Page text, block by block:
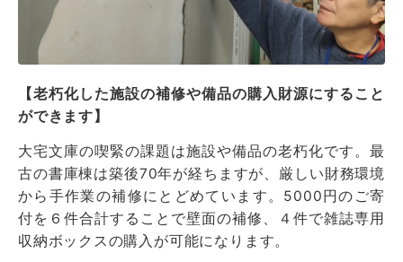
【老朽化した施設の補修や備品の購入財源にすること
ができます】
大宅文庫の喫緊の課題は施設や備品の老朽化です。最
古の書庫棟は築後70年が経ちますが、厳しい財務環境
から手作業の補修にとどめています。5000円のご寄
付を６件合計することで壁面の補修、４件で雑誌専用
収納ボックスの購入が可能になります。